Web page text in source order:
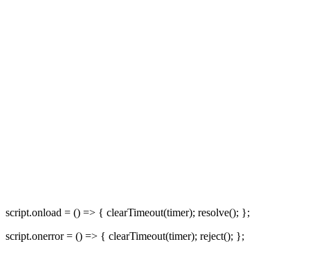
script.onload = () => { clearTimeout(timer); resolve(); };
script.onerror = () => { clearTimeout(timer); reject(); };